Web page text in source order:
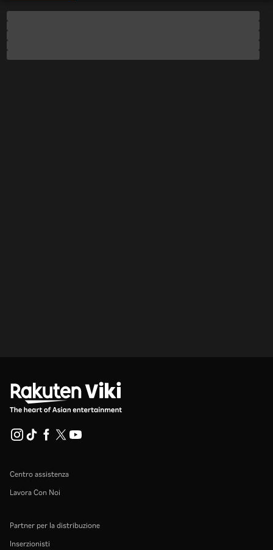
Centro assistenza
Lavora Con Noi
Partner per la distribuzione
Inserzionisti